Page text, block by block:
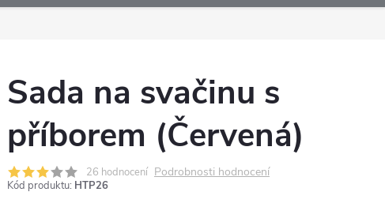
Sada na svačinu s
příborem (Červená)
26 hodnocení Podrobnosti hodnocení
Kód produktu: HTP26